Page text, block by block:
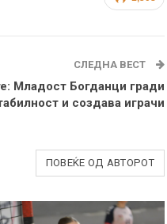
СЛЕДНА ВЕСТ
Младост Богданци гради
и создава играчи
ПОВЕЌЕ ОД АВТОРОТ